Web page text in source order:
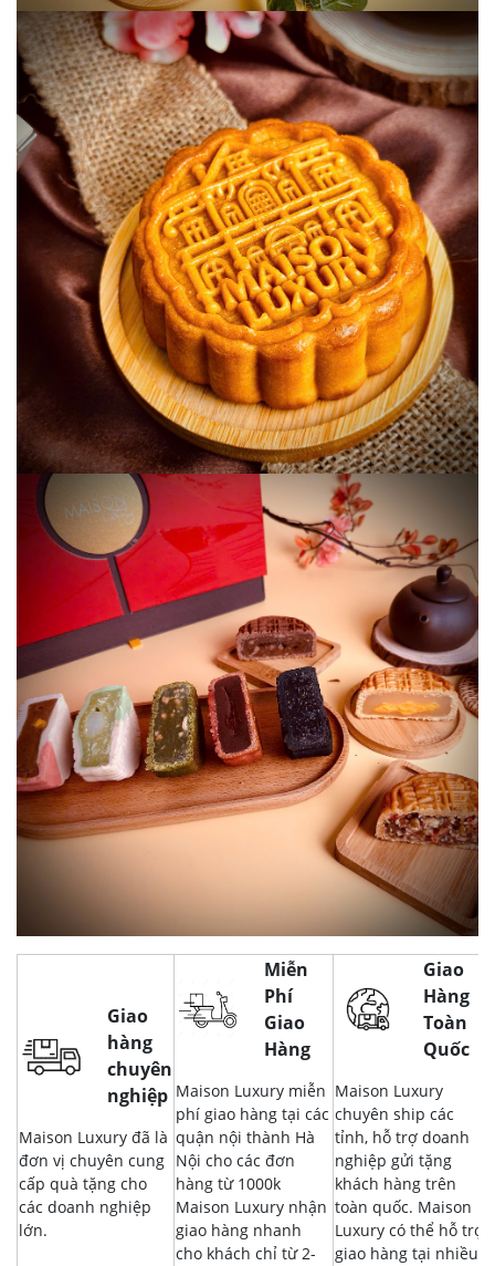
Giao
hàng
chuyên
nghiệp
Maison Luxury đã là
đơn vị chuyên cung
cấp quà tặng cho
các doanh nghiệp
lớn.
Miễn
Phí
Giao
Hàng
Maison Luxury miễn
phí giao hàng tại các
quận nội thành Hà
Nội cho các đơn
hàng từ 1000k
Maison Luxury nhận
giao hàng nhanh
cho khách chỉ từ 2-
Giao
Hàng
Toàn
Quốc
Maison Luxury
chuyên ship các
tỉnh, hỗ trợ doanh
nghiệp gửi tặng
khách hàng trên
toàn quốc. Maison
Luxury có thể hỗ trợ
giao hàng tại nhiều